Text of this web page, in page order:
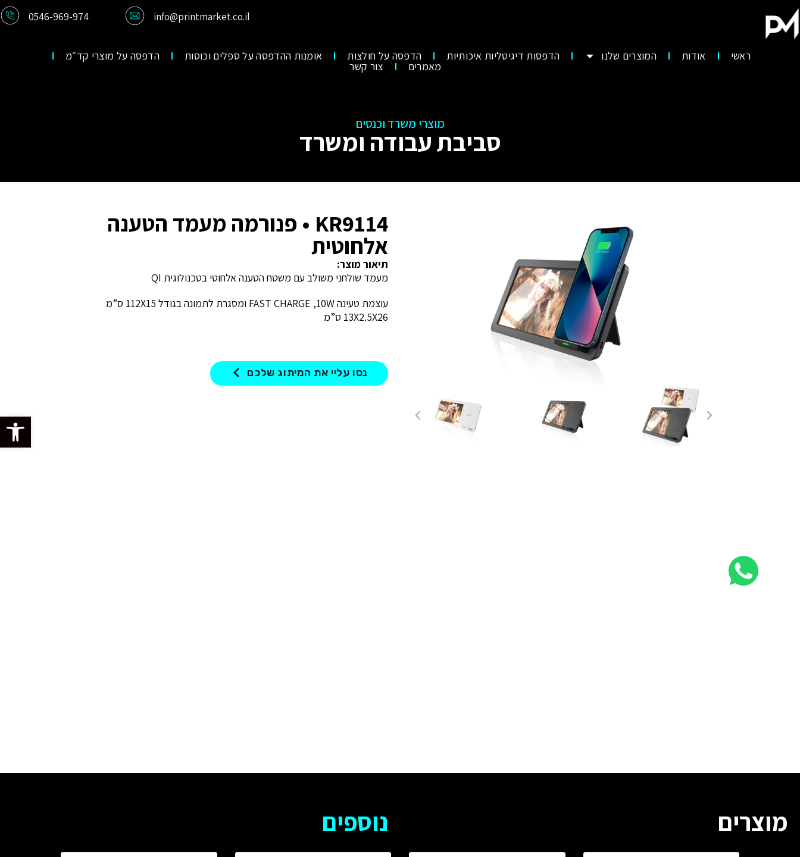
פתח
info@printmarket.co.il
0546-969-974
ראשי אודות המוצרים שלנו הדפסות דיגיטליות איכותיות הדפסה על חולצות אומנות ההדפסה על ספלים וכוסות הדפסה על מוצרי קד״מ
מאמרים צור קשר
מוצרי משרד וכנסים
סביבת עבודה ומשרד
KR9114 • פנורמה מעמד הטענה
אלחוטית
תיאור מוצר:
מעמד שולחני משולב עם משטח הטענה אלחוטי בטכנולוגית QI
עוצמת טעינה FAST CHARGE ,10W ומסגרת לתמונה בגודל 112X15 ס”מ
13X2.5X26 ס”מ
נסו עליי את המיתוג שלכם
מוצרים נוספים